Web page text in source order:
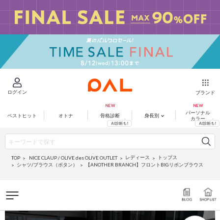
ログイン ブランド
ベストヒット オトナ 骨格診断 身長別
パーソナル
カラー
TOP NICE CLAUP / OLIVE des OLIVE OUTLET レディース
トップス
シャツ/ブラウス（ボタン）
【ANOTHER BRANCH】フロントBIGリボンブラウス